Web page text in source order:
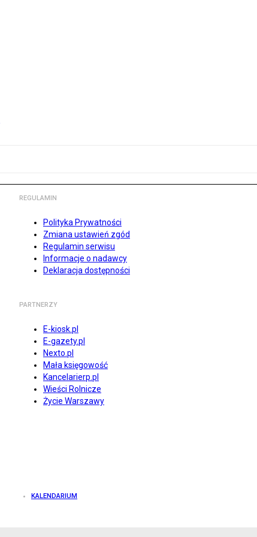
REGULAMIN
Polityka Prywatności
Zmiana ustawień zgód
Regulamin serwisu
Informacje o nadawcy
Deklaracja dostępności
PARTNERZY
E-kiosk.pl
E-gazety.pl
Nexto.pl
Mała księgowość
Kancelarierp.pl
Wieści Rolnicze
Życie Warszawy
KALENDARIUM